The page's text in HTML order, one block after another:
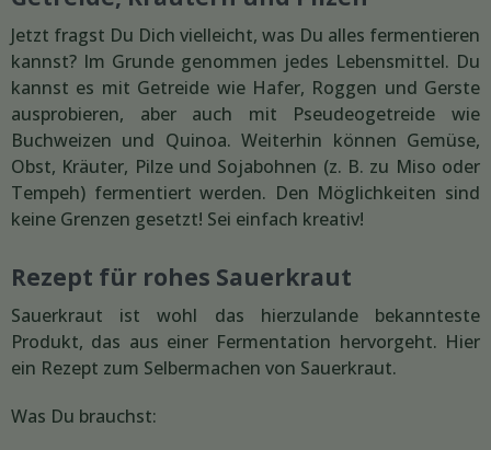
Jetzt fragst Du Dich vielleicht, was Du alles fermentieren
kannst? Im Grunde genommen jedes Lebensmittel. Du
kannst es mit Getreide wie Hafer, Roggen und Gerste
ausprobieren, aber auch mit Pseudeogetreide wie
Buchweizen und Quinoa. Weiterhin können Gemüse,
Obst, Kräuter, Pilze und Sojabohnen (z. B. zu Miso oder
Tempeh) fermentiert werden. Den Möglichkeiten sind
keine Grenzen gesetzt! Sei einfach kreativ!
Rezept für rohes Sauerkraut
Sauerkraut ist wohl das hierzulande bekannteste
Produkt, das aus einer Fermentation hervorgeht. Hier
ein Rezept zum Selbermachen von Sauerkraut.
Was Du brauchst: